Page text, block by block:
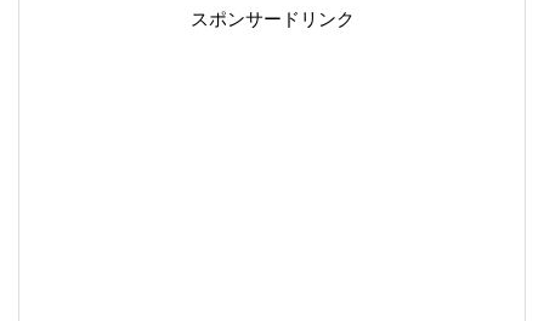
スポンサードリンク